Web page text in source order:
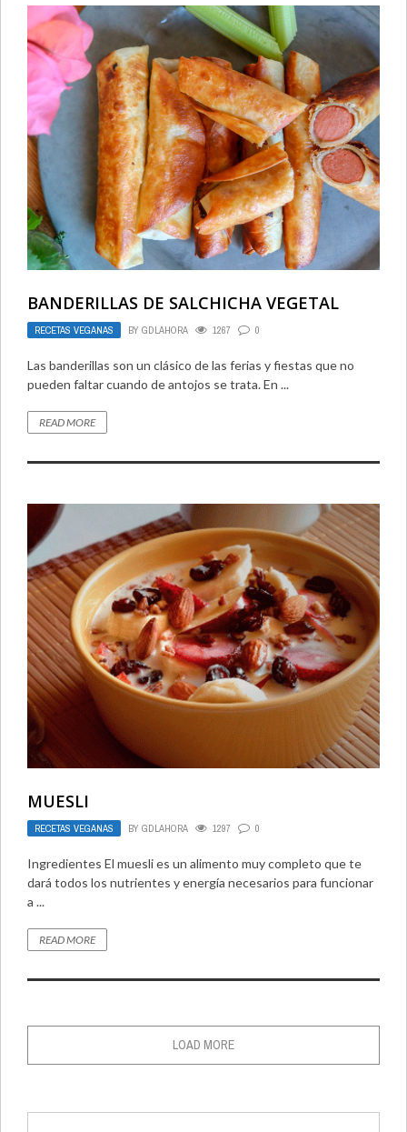
BANDERILLAS DE SALCHICHA VEGETAL
RECETAS VEGANAS BY GDLAHORA 1267 0
Las banderillas son un clásico de las ferias y fiestas que no
pueden faltar cuando de antojos se trata. En ...
READ MORE
MUESLI
RECETAS VEGANAS BY GDLAHORA 1297 0
Ingredientes El muesli es un alimento muy completo que te
dará todos los nutrientes y energía necesarios para funcionar
a ...
READ MORE
LOAD MORE